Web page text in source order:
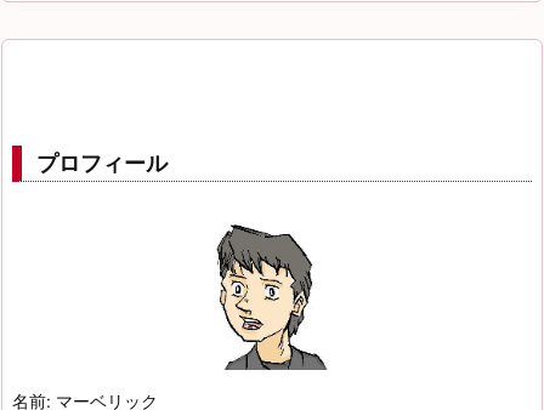
プロフィール
名前: マーベリック